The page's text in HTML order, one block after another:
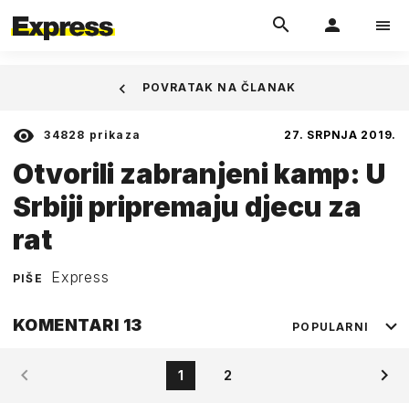
34828 prikaza 27. SRPNJA 2019.
Otvorili zabranjeni kamp: U
Srbiji pripremaju djecu za
rat
PIŠE Express
POVRATAK NA ČLANAK
KOMENTARI 13 POPULARNI
1 2